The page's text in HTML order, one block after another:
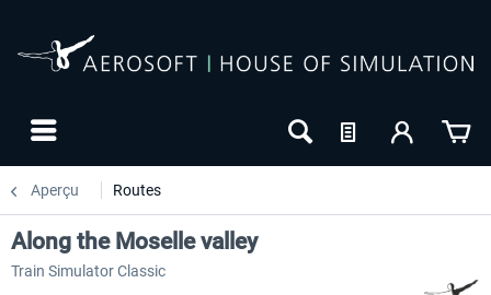
Aperçu Routes
Along the Moselle valley
Train Simulator Classic